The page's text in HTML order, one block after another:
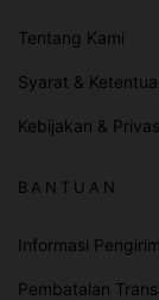
Tentang Kami
Syarat &
Kebijakan &
BANTUAN
Informasi
Pembatalan